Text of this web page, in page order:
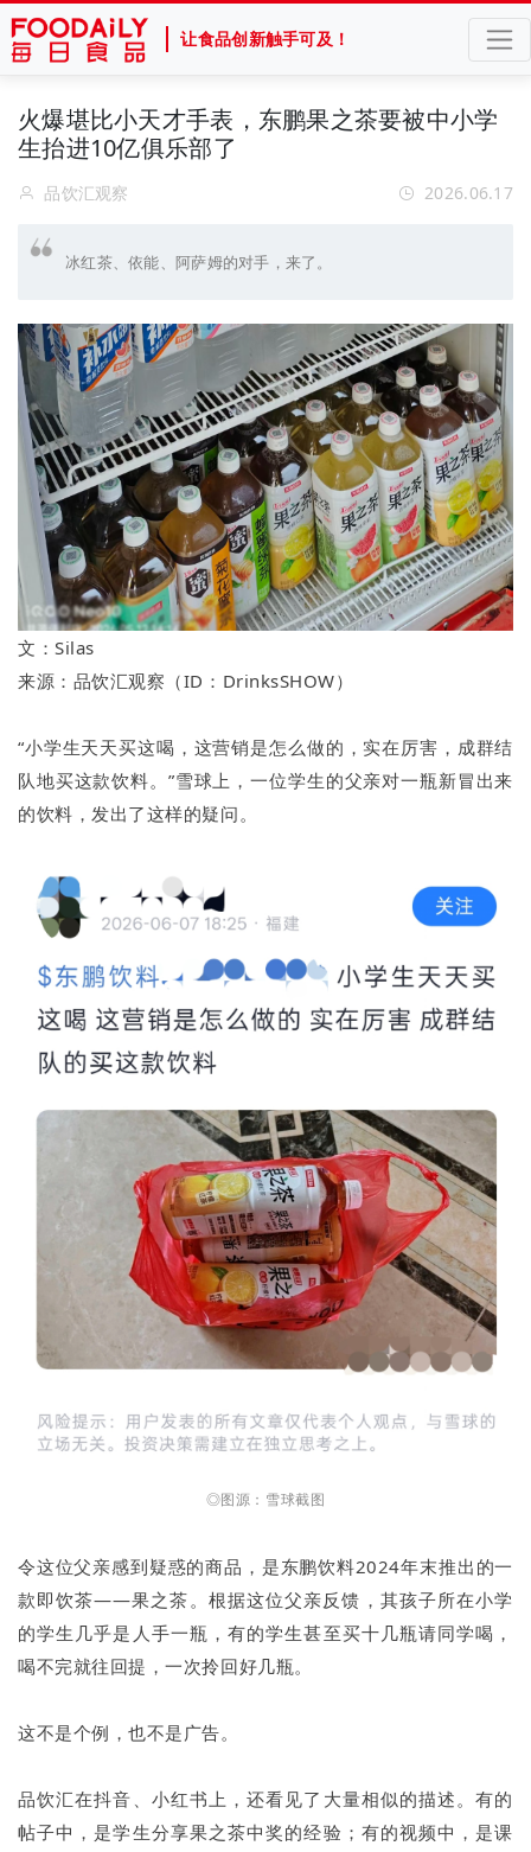
让食品创新触手可及！
火爆堪比小天才手表，东鹏果之茶要被中小学
生抬进10亿俱乐部了
品饮汇观察 2026.06.17
冰红茶、依能、阿萨姆的对手，来了。
文：Silas
来源：品饮汇观察（ID：DrinksSHOW）
“小学生天天买这喝，这营销是怎么做的，实在厉害，成群结
队地买这款饮料。”雪球上，一位学生的父亲对一瓶新冒出来
的饮料，发出了这样的疑问。
◎图源：雪球截图
令这位父亲感到疑惑的商品，是东鹏饮料2024年末推出的一
款即饮茶——果之茶。根据这位父亲反馈，其孩子所在小学
的学生几乎是人手一瓶，有的学生甚至买十几瓶请同学喝，
喝不完就往回提，一次拎回好几瓶。
这不是个例，也不是广告。
品饮汇在抖音、小红书上，还看见了大量相似的描述。有的
帖子中，是学生分享果之茶中奖的经验；有的视频中，是课